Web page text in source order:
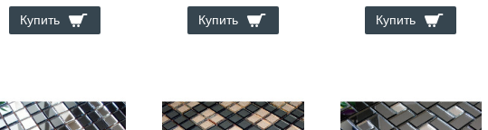
Купить Купить Купить